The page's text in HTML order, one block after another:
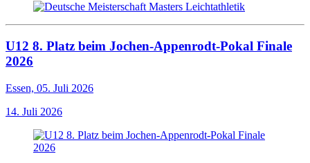
U12 8. Platz beim Jochen-Appenrodt-Pokal Finale
2026
Essen, 05. Juli 2026
14. Juli 2026